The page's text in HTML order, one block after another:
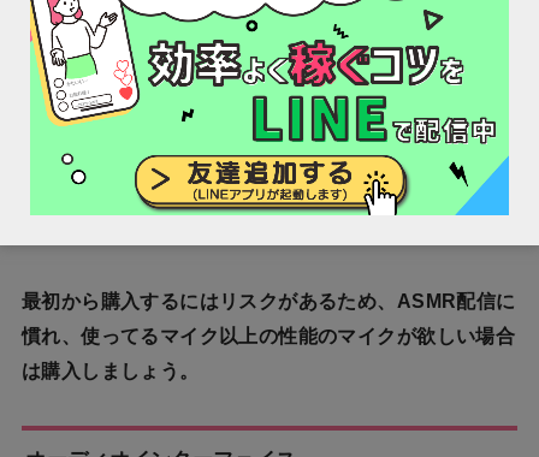
Amazon
超本格的なASMR配信をしたいかたにおすすめです。
ASMR動画では最高のマイクと言っていいほどのバイノ
最初から購入するにはリスクがあるため、ASMR配信に
慣れ、使ってるマイク以上の性能のマイクが欲しい場合
は購入しましょう。